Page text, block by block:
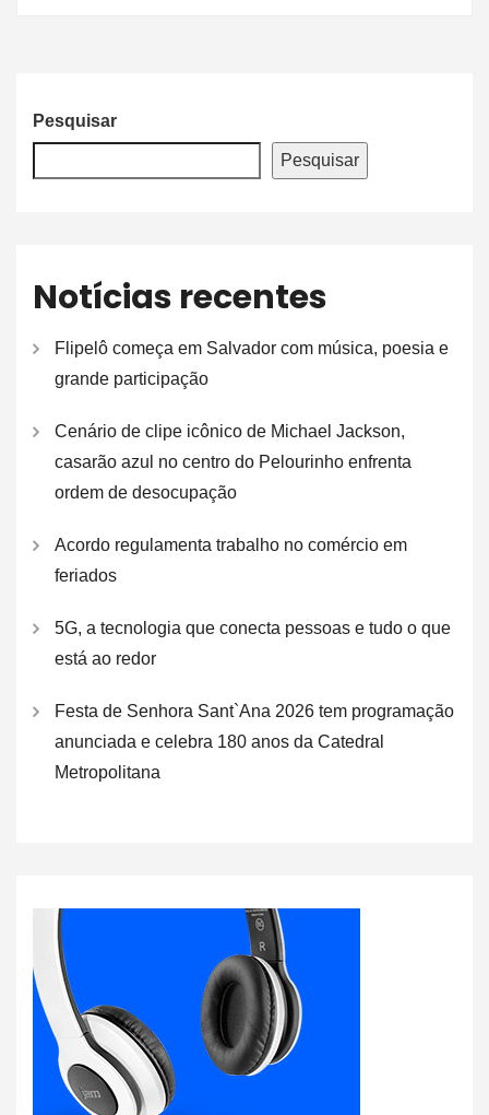
Pesquisar
Pesquisar
Notícias recentes
Flipelô começa em Salvador com música, poesia e
grande participação
Cenário de clipe icônico de Michael Jackson,
casarão azul no centro do Pelourinho enfrenta
ordem de desocupação
Acordo regulamenta trabalho no comércio em
feriados
5G, a tecnologia que conecta pessoas e tudo o que
está ao redor
Festa de Senhora Sant`Ana 2026 tem programação
anunciada e celebra 180 anos da Catedral
Metropolitana